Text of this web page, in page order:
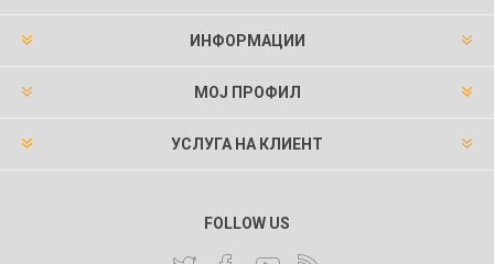
ИНФОРМАЦИИ
МОЈ ПРОФИЛ
УСЛУГА НА КЛИЕНТ
FOLLOW US